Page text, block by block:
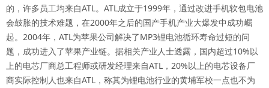
的，许多员工均来自ATL。ATL成立于1999年，通过改进手机软包电池
会鼓胀的技术难题，在2000年之后的国产手机产业大爆发中成功崛
起。2004年，ATL为苹果公司解决了MP3锂电池循环寿命过短的问
题，成功进入了苹果产业链。据相关产业人士透露，国内超过10%以
上的电芯厂商总工程师或研发经理来自ATL，20%以上的电芯设备厂
商实际控制人也来自ATL，称其为锂电池行业的黄埔军校一点也不为